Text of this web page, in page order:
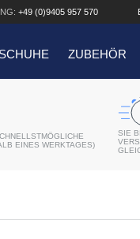
+49 (0)9405 957 570
ZUBEHÖR
EINES WERKTAGES)
SIE